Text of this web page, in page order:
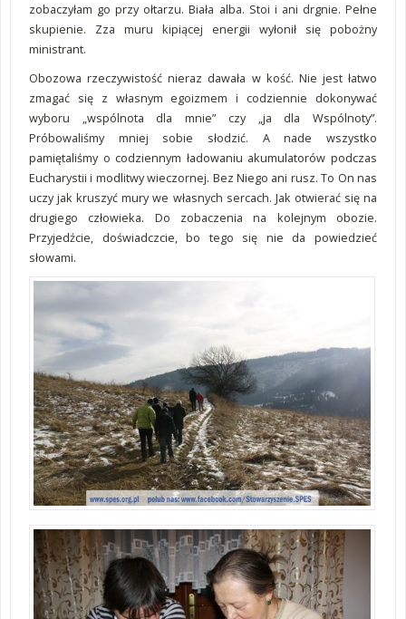
zobaczyłam go przy ołtarzu. Biała alba. Stoi i ani drgnie. Pełne
skupienie. Zza muru kipiącej energii wyłonił się pobożny
ministrant.
Obozowa rzeczywistość nieraz dawała w kość. Nie jest łatwo
zmagać się z własnym egoizmem i codziennie dokonywać
wyboru „wspólnota dla mnie” czy „ja dla Wspólnoty”.
Próbowaliśmy mniej sobie słodzić. A nade wszystko
pamiętaliśmy o codziennym ładowaniu akumulatorów podczas
Eucharystii i modlitwy wieczornej. Bez Niego ani rusz. To On nas
uczy jak kruszyć mury we własnych sercach. Jak otwierać się na
drugiego człowieka. Do zobaczenia na kolejnym obozie.
Przyjedźcie, doświadczcie, bo tego się nie da powiedzieć
słowami.